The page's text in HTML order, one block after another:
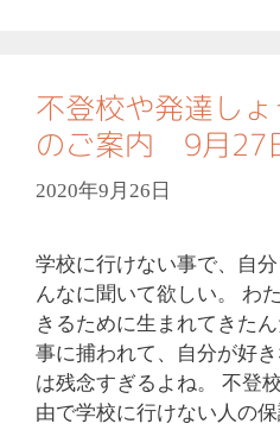
不登校や発達し
のご案内 9月27
2020年9月26日
学校に行けない事で、自
んなに聞いて欲しい。 わ
きるために生まれてきた
事に捕われて、自分が好
は残念すぎるよね。 不登
由で学校に行けない人の